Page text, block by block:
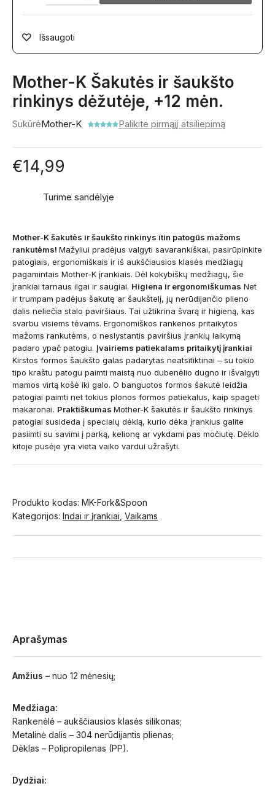
Mother-K Šakutės ir šaukšto
rinkinys dėžutėje, +12 mėn.
SukūrėMother-K Palikite pirmąjį atsiliepimą
€14,99
Turime sandėlyje
Mother-K šakutės ir šaukšto rinkinys itin patogūs mažoms
rankutėms! Mažyliui pradėjus valgyti savarankiškai, pasirūpinkite
patogiais, ergonomiškais ir iš aukščiausios klasės medžiagų
pagamintais Mother-K įrankiais. Dėl kokybiškų medžiagų, šie
įrankiai tarnaus ilgai ir saugiai. Higiena ir ergonomiškumas Net
ir trumpam padėjus šakutę ar šaukštelį, jų nerūdijančio plieno
dalis neliečia stalo paviršiaus. Tai užtikrina švarą ir higieną, kas
svarbu visiems tėvams. Ergonomiškos rankenos pritaikytos
mažoms rankutėms, o neslystantis paviršius įrankių laikymą
padaro ypač patogiu. Įvairiems patiekalams pritaikytį įrankiai
Kirstos formos šaukšto galas padarytas neatsitiktinai – su tokio
tipo kraštu patogu paimti maistą nuo dubenėlio dugno ir išvalgyti
mamos virtą košė iki galo. O banguotos formos šakutė leidžia
patogiai paimti net tokius plonos formos patiekalus, kaip spageti
makaronai. Praktiškumas Mother-K šakutės ir šaukšto rinkinys
patogiai susideda į specialų dėklą, kurio dėka įrankius galite
pasiimti su savimi į parką, kelionę ar vykdami pas močiutę. Dėklo
kitoje pusėje yra vieta vaiko vardui užrašyti.
Produkto kodas: MK-Fork&Spoon
Kategorijos: Indai ir įrankiai Vaikams
Išsaugoti
Aprašymas
Amžius – nuo 12 mėnesių;
Medžiaga:
Rankenėlė – aukščiausios klasės silikonas;
Metalinė dalis – 304 nerūdijantis plienas;
Dėklas – Polipropilenas (PP).
Dydžiai: